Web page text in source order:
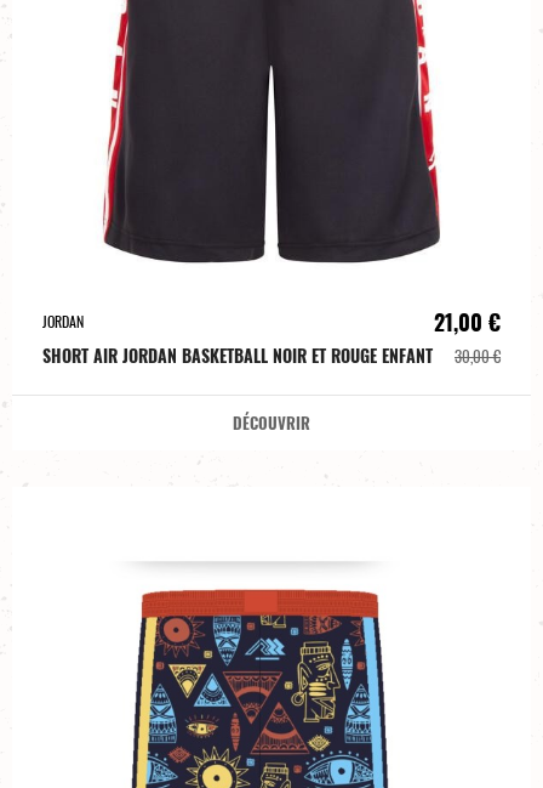
JORDAN
SHORT AIR JORDAN BASKETBALL NOIR ET ROUGE ENFANT
21,00 €
30,00 €
DÉCOUVRIR